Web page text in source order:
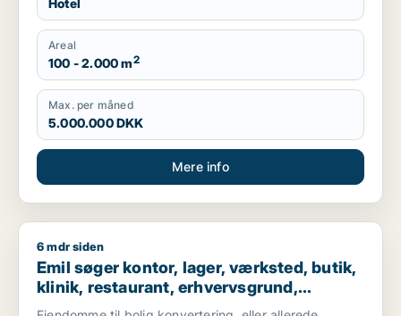
Hotel
Areal
100 - 2.000 m2
Max. per måned
5.000.000 DKK
Mere info
Emil søger kontor, lager, værksted, butik, klinik,
6 mdr siden
Emil søger kontor, lager, værksted, butik,
klinik, restaurant, erhvervsgrund,
boligudlejningsejendom, hotel,